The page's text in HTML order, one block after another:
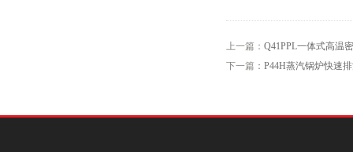
上一篇： Q41PPL一体式高温
下一篇： P44H蒸汽锅炉快速